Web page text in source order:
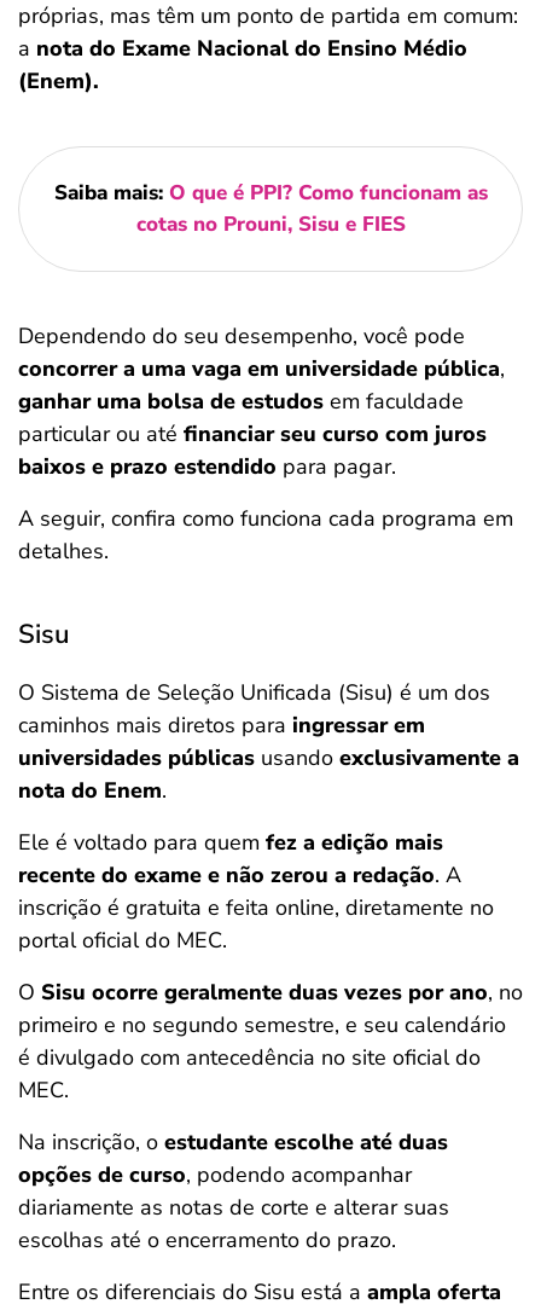
próprias, mas têm um ponto de partida em comum:
a nota do Exame Nacional do Ensino Médio
(Enem).
Saiba mais: O que é PPI? Como funcionam as
cotas no Prouni, Sisu e FIES
Dependendo do seu desempenho, você pode
concorrer a uma vaga em universidade pública,
ganhar uma bolsa de estudos em faculdade
particular ou até financiar seu curso com juros
baixos e prazo estendido para pagar.
A seguir, confira como funciona cada programa em
detalhes.
Sisu
O Sistema de Seleção Unificada (Sisu) é um dos
caminhos mais diretos para ingressar em
universidades públicas usando exclusivamente a
nota do Enem.
Ele é voltado para quem fez a edição mais
recente do exame e não zerou a redação. A
inscrição é gratuita e feita online, diretamente no
portal oficial do MEC.
O Sisu ocorre geralmente duas vezes por ano, no
primeiro e no segundo semestre, e seu calendário
é divulgado com antecedência no site oficial do
MEC.
Na inscrição, o estudante escolhe até duas
opções de curso, podendo acompanhar
diariamente as notas de corte e alterar suas
escolhas até o encerramento do prazo.
Entre os diferenciais do Sisu está a ampla oferta